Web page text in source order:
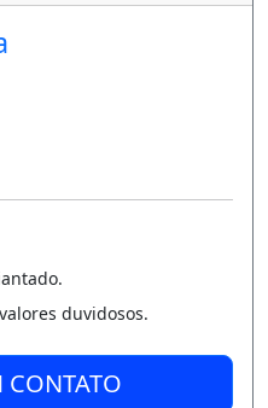
duvidosos.
CONTATO